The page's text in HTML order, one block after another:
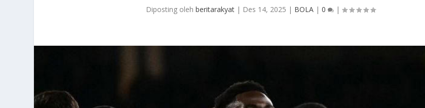
Diposting olehberitarakyat | Des 14, 2025 | BOLA |0 |